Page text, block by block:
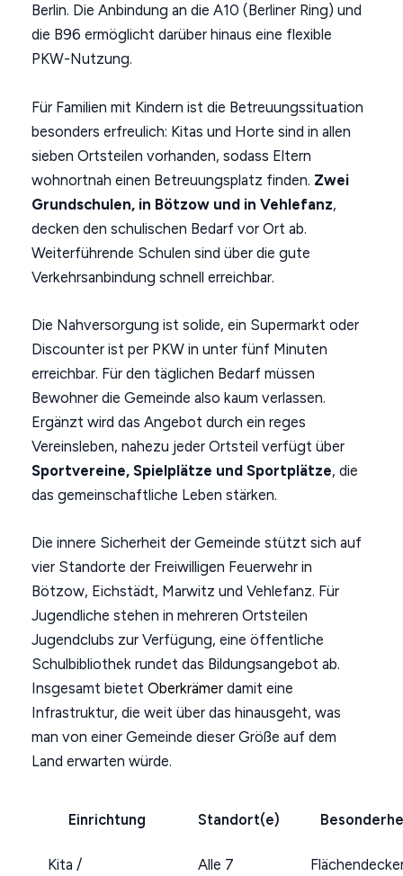
Berlin. Die Anbindung an die A10 (Berliner Ring) und
die B96 ermöglicht darüber hinaus eine flexible
PKW-Nutzung.
Für Familien mit Kindern ist die Betreuungssituation
besonders erfreulich: Kitas und Horte sind in allen
sieben Ortsteilen vorhanden, sodass Eltern
wohnortnah einen Betreuungsplatz finden. Zwei
Grundschulen, in Bötzow und in Vehlefanz,
decken den schulischen Bedarf vor Ort ab.
Weiterführende Schulen sind über die gute
Verkehrsanbindung schnell erreichbar.
Die Nahversorgung ist solide, ein Supermarkt oder
Discounter ist per PKW in unter fünf Minuten
erreichbar. Für den täglichen Bedarf müssen
Bewohner die Gemeinde also kaum verlassen.
Ergänzt wird das Angebot durch ein reges
Vereinsleben, nahezu jeder Ortsteil verfügt über
Sportvereine, Spielplätze und Sportplätze, die
das gemeinschaftliche Leben stärken.
Die innere Sicherheit der Gemeinde stützt sich auf
vier Standorte der Freiwilligen Feuerwehr in
Bötzow, Eichstädt, Marwitz und Vehlefanz. Für
Jugendliche stehen in mehreren Ortsteilen
Jugendclubs zur Verfügung, eine öffentliche
Schulbibliothek rundet das Bildungsangebot ab.
Insgesamt bietetOberkrämer damit eine
Infrastruktur, die weit über das hinausgeht, was
man von einer Gemeinde dieser Größe auf dem
Land erwarten würde.
Einrichtung Standort(e)
Kita /
Alle 7